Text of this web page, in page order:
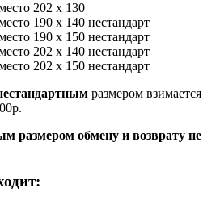
202 x 130
190 x 140 нестандарт
190 x 150 нестандарт
202 x 140 нестандарт
202 x 150 нестандарт
размером взимается
размером обмену и возврату не